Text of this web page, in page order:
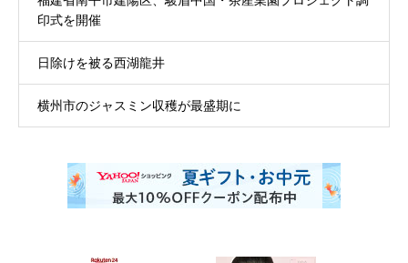
印式を開催
日除けを被る西湖龍井
横州市のジャスミン収穫が最盛期に